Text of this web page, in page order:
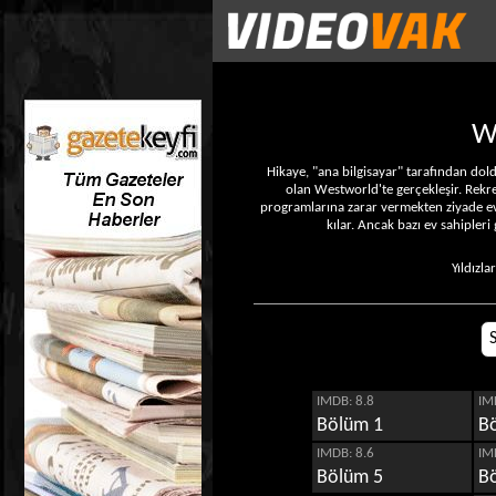
Hikaye, "ana bilgisayar" tarafından
olan Westworld'te gerçekleşir.
programlarına zarar vermekten ziyade
kılar. Ancak bazı ev
IMDB: 8.8
Bölüm 1
IMDB: 8.6
Bölüm 5